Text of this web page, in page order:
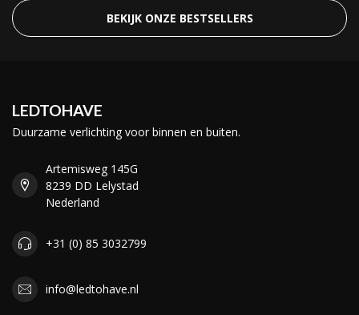
BEKIJK ONZE BESTSELLERS
LEDTOHAVE
Duurzame verlichting voor binnen en buiten.
Artemisweg 145G
8239 DD Lelystad
Nederland
+31 (0) 85 3032799
info@ledtohave.nl